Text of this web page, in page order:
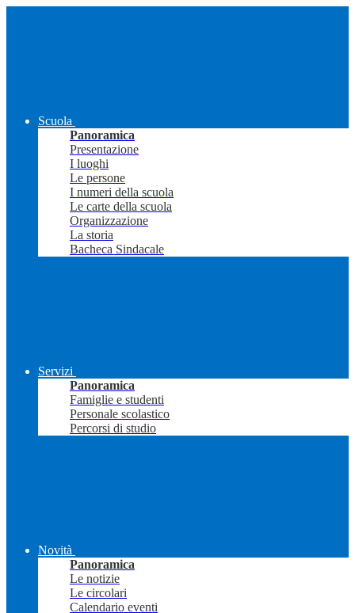
Scuola
Panoramica
Presentazione
I luoghi
Le persone
I numeri della scuola
Le carte della scuola
Organizzazione
La storia
Bacheca Sindacale
Servizi
Panoramica
Famiglie e studenti
Personale scolastico
Percorsi di studio
Novità
Panoramica
Le notizie
Le circolari
Calendario eventi